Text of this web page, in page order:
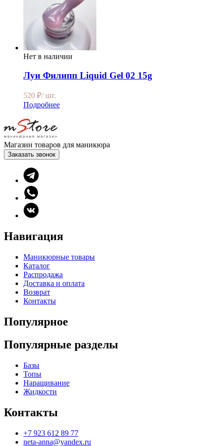
Нет в наличии
Луи Филипп Liquid Gel 02 15g
520 ₽/ шт.
Подробнее
Магазин товаров для маникюра
Заказать звонок
Навигация
Маникюрные товары
Каталог
Распродажа
Доставка и оплата
Возврат
Контакты
Популярное
Популярные разделы
Базы
Топы
Наращивание
Жидкости
Контакты
+7 923 612 89 77
neta-anna@yandex.ru